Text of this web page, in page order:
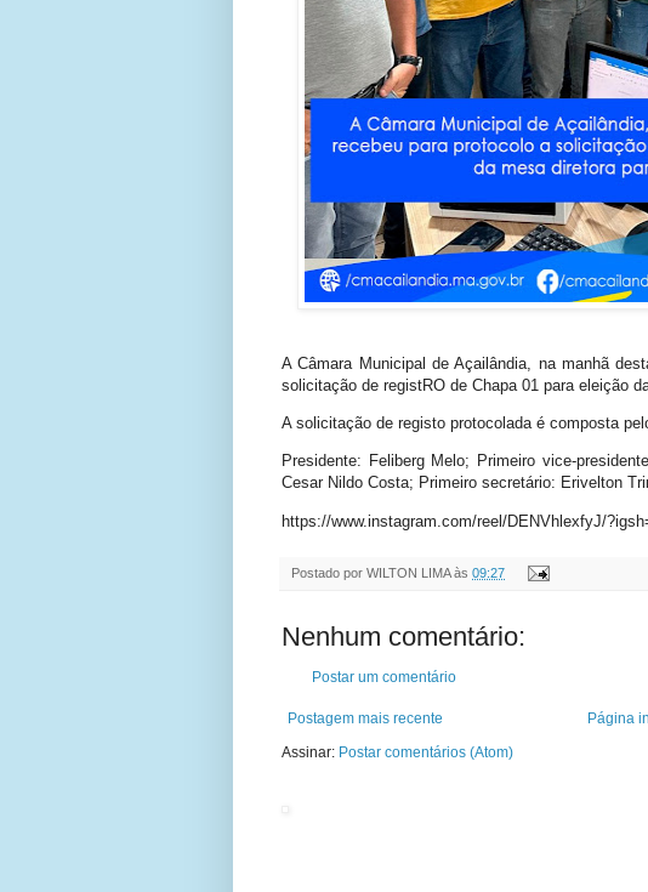
A Câmara Municipal de Açailândia, na manhã
solicitação de registRO de Chapa 01 para eleição
A solicitação de registo protocolada é composta
Presidente: Feliberg Melo; Primeiro vice-
Cesar Nildo Costa; Primeiro secretário: Erivelton
https://www.instagram.com/reel/DENVhlexfyJ/
Postado por WILTON LIMA às 09:27
Nenhum comentário:
Postar um comentário
Postagem mais recente
Página
Assinar: Postar comentários (Atom)